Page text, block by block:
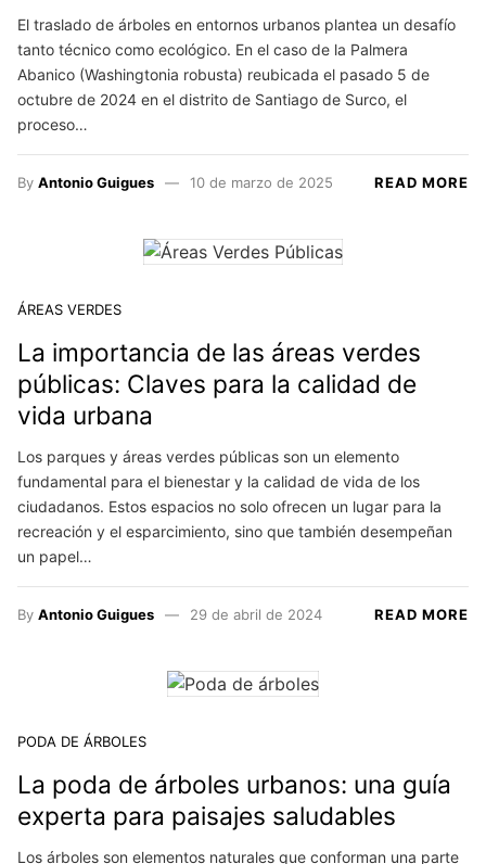
El traslado de árboles en entornos urbanos plantea un desafío
tanto técnico como ecológico. En el caso de la Palmera
Abanico (Washingtonia robusta) reubicada el pasado 5 de
octubre de 2024 en el distrito de Santiago de Surco, el
proceso…
By Antonio Guigues 10 de marzo de 2025 READ MORE
ÁREAS VERDES
La importancia de las áreas verdes
públicas: Claves para la calidad de
vida urbana
Los parques y áreas verdes públicas son un elemento
fundamental para el bienestar y la calidad de vida de los
ciudadanos. Estos espacios no solo ofrecen un lugar para la
recreación y el esparcimiento, sino que también desempeñan
un papel…
By Antonio Guigues 29 de abril de 2024 READ MORE
PODA DE ÁRBOLES
La poda de árboles urbanos: una guía
experta para paisajes saludables
Los árboles son elementos naturales que conforman una parte